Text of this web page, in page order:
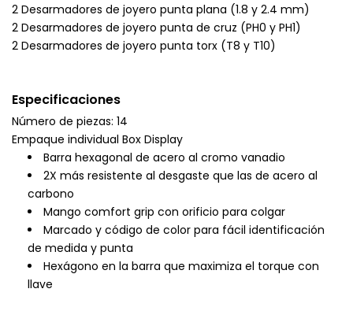
2 Desarmadores de joyero punta plana (1.8 y 2.4 mm)
2 Desarmadores de joyero punta de cruz (PH0 y PH1)
2 Desarmadores de joyero punta torx (T8 y T10)
Especificaciones
Número de piezas: 14
Empaque individual Box Display
Barra hexagonal de acero al cromo vanadio
2X más resistente al desgaste que las de acero al
carbono
Mango comfort grip con orificio para colgar
Marcado y código de color para fácil identificación
de medida y punta
Hexágono en la barra que maximiza el torque con
llave